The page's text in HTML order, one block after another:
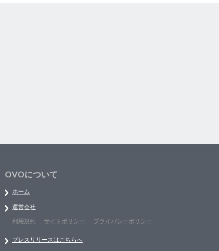
OVOについて
ホーム
運営会社
利用規約
サイトポリシー プライバシーポリシー
プレスリリースはこちらへ